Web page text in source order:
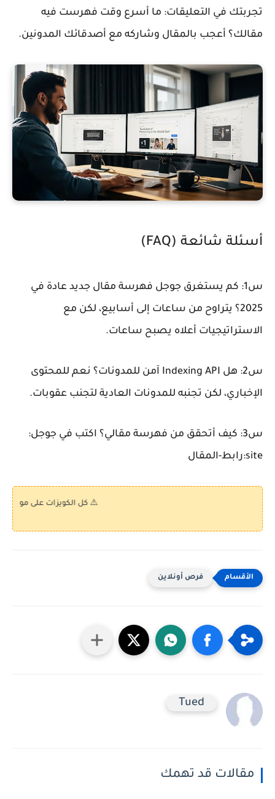
تجربتك في التعليقات: ما أسرع وقت فهرست فيه
مقالك؟ أعجب بالمقال وشاركه مع أصدقائك المدونين.
أسئلة شائعة (FAQ)
س1: كم يستغرق جوجل فهرسة مقال جديد عادة في
2025؟
يتراوح من ساعات إلى أسابيع، لكن مع
الاستراتيجيات أعلاه يصبح ساعات.
س2: هل Indexing API آمن للمدونات؟
نعم للمحتوى
الإخباري، لكن تجنبه للمدونات العادية لتجنب عقوبات.
س3: كيف أتحقق من فهرسة مقالي؟
اكتب في جوجل:
site:رابط-المقال
⚠️ كل الكويزات على موقع "كويز
فرص أونلاين
Tued
مقالات قد تهمك